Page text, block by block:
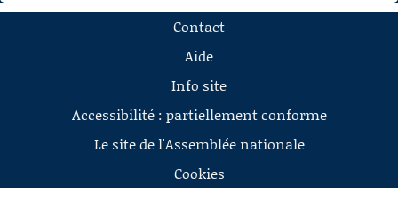
AIDE À LA DÉCOUPE
Contact
Aide
Info site
Accessibilité : partiellement conforme
Le site de l'Assemblée nationale
Cookies